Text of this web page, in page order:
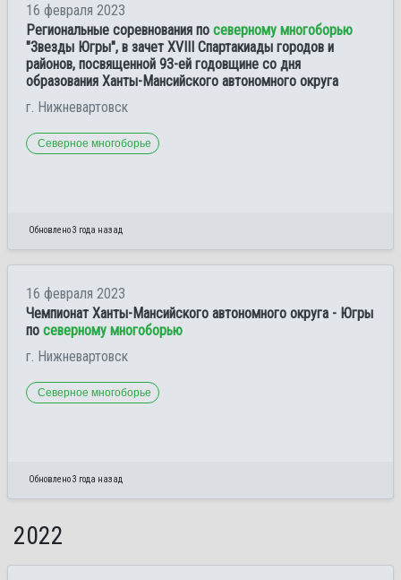
16 февраля 2023
Региональные соревнования по северному многоборью
"Звезды Югры", в зачет XVIII Спартакиады городов и
районов, посвященной 93-ей годовщине со дня
образования Ханты-Мансийского автономного округа
г. Нижневартовск
Северное многоборье
Обновлено 3 года назад
16 февраля 2023
Чемпионат Ханты-Мансийского автономного округа - Югры
по северному многоборью
г. Нижневартовск
Северное многоборье
Обновлено 3 года назад
2022